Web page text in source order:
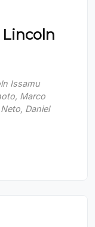
Issamu
Marco
Daniel